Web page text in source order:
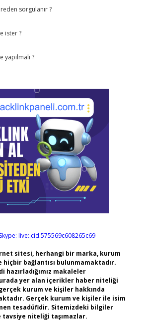
sorgulanır ?
ister ?
yapılmalı ?
Skype: live:.cid.575569c608265c69
sitesi, herhangi bir marka, kurum
hiçbir bağlantısı bulunmamaktadır.
hazırladığımız makaleler
yer alan içerikler haber niteliği
kurum ve kişiler hakkında
Gerçek kurum ve kişiler ile isim
tesadüfidir. Sitemizdeki bilgiler
niteliği taşımazlar.